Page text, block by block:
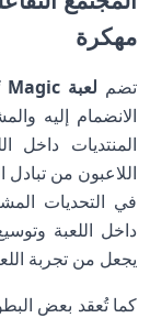
مهكرة
تضم لعبة Age of Magic مهكرة
الانضمام إليه
المنتديات داخل
اللاعبون من
في التحديات
داخل اللعبة
يجعل من تجربة
كما تُعقد بعض